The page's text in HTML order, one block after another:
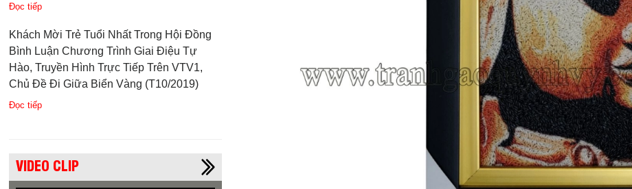
Đọc tiếp
Khách Mời Trẻ Tuổi Nhất Trong Hội Đồng
Bình Luận Chương Trình Giai Điệu Tự
Hào, Truyền Hình Trực Tiếp Trên VTV1,
Chủ Đề Đi Giữa Biển Vàng (T10/2019)
Đọc tiếp
VIDEO CLIP